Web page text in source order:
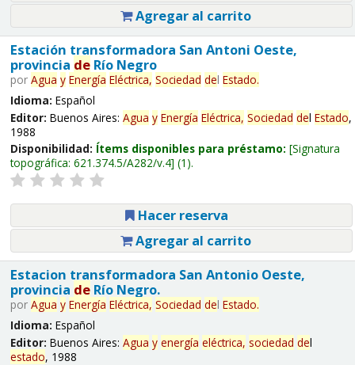
Agregar al carrito
Estación transformadora San Antoni Oeste,
provincia deRío Negro
por Agua y Energía Eléctrica, Sociedad del Estado.
Idioma: Español
Editor: Buenos Aires: Agua y Energía Eléctrica, Sociedad del Estado,
1988
Disponibilidad: Ítems disponibles para préstamo: Signatura
topográfica: 621.374.5/A282/v.4 (1).
Hacer reserva
Agregar al carrito
Estacion transformadora San Antonio Oeste,
provincia deRío Negro.
por Agua y Energía Eléctrica, Sociedad del Estado.
Idioma: Español
Editor: Buenos Aires: Agua y energía eléctrica, sociedad del
estado, 1988